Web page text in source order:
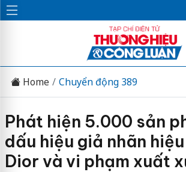
Home Chuyển động 389
Phát hiện 5.000 sản
dấu hiệu giả nhãn
Dior và vi phạm xuất